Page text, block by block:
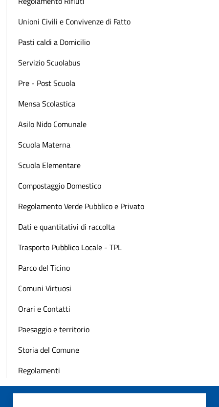
Unioni Civili e Convivenze di Fatto
Pasti caldi a Domicilio
Servizio Scuolabus
Pre - Post Scuola
Mensa Scolastica
Asilo Nido Comunale
Scuola Materna
Scuola Elementare
Compostaggio Domestico
Regolamento Verde Pubblico e Privato
Dati e quantitativi di raccolta
Trasporto Pubblico Locale - TPL
Parco del Ticino
Comuni Virtuosi
Orari e Contatti
Paesaggio e territorio
Storia del Comune
Regolamenti